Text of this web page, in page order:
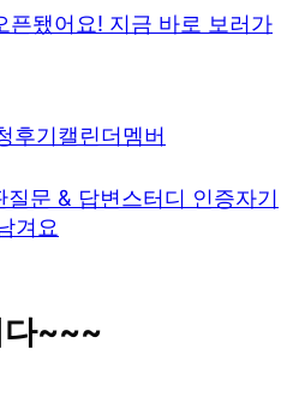
픈됐어요! 지금 바로 보러가
후기캘린더멤버
질문 & 답변스터디 인증자기
겨요
다~~~